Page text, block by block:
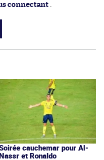
connectant
cauchemar pour Al-
et Ronaldo